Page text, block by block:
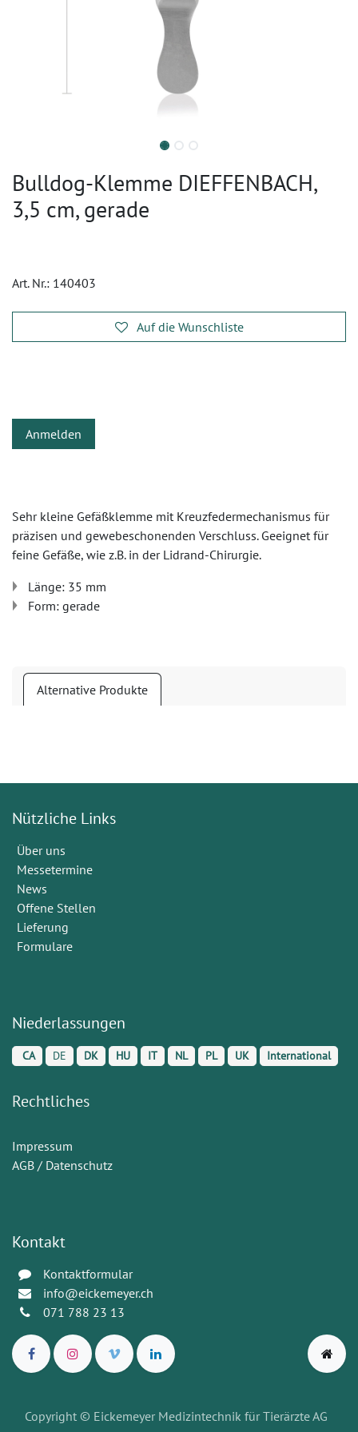
Bulldog-Klemme DIEFFENBACH,
3,5 cm, gerade
Art. Nr.: 140403
Auf die Wunschliste
Anmelden
Sehr kleine Gefäßklemme mit Kreuzfedermechanismus für
präzisen und gewebeschonenden Verschluss. Geeignet für
feine Gefäße, wie z.B. in der Lidrand-Chirurgie.
Länge: 35 mm
Form: gerade
Alternative Produkte
Nützliche Links
Über uns
Messetermine
News
Offene Stellen
Lieferung
Formulare
Niederlassungen
CA DE DK HU IT NL PL UK International
Rechtliches
Impressum
AGB / Datenschutz
Kontakt
Kontaktformular
info@eickemeyer.ch
071 788 23 13
Copyright © Eickemeyer Medizintechnik für Tierärzte AG